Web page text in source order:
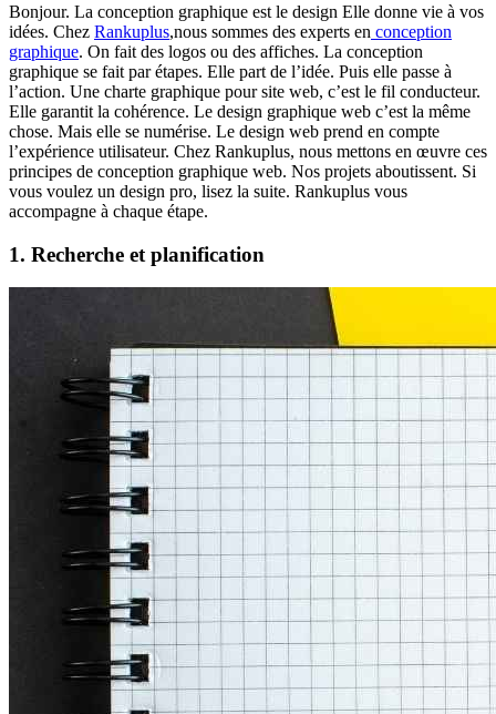
Bonjour. La conception graphique est le design Elle donne vie à vos
idées. Chez Rankuplus,nous sommes des experts en conception
graphique. On fait des logos ou des affiches. La conception
graphique se fait par étapes. Elle part de l’idée. Puis elle passe à
l’action. Une charte graphique pour site web, c’est le fil conducteur.
Elle garantit la cohérence. Le design graphique web c’est la même
chose. Mais elle se numérise. Le design web prend en compte
l’expérience utilisateur. Chez Rankuplus, nous mettons en œuvre ces
principes de conception graphique web. Nos projets aboutissent. Si
vous voulez un design pro, lisez la suite. Rankuplus vous
accompagne à chaque étape.
1. Recherche et planification